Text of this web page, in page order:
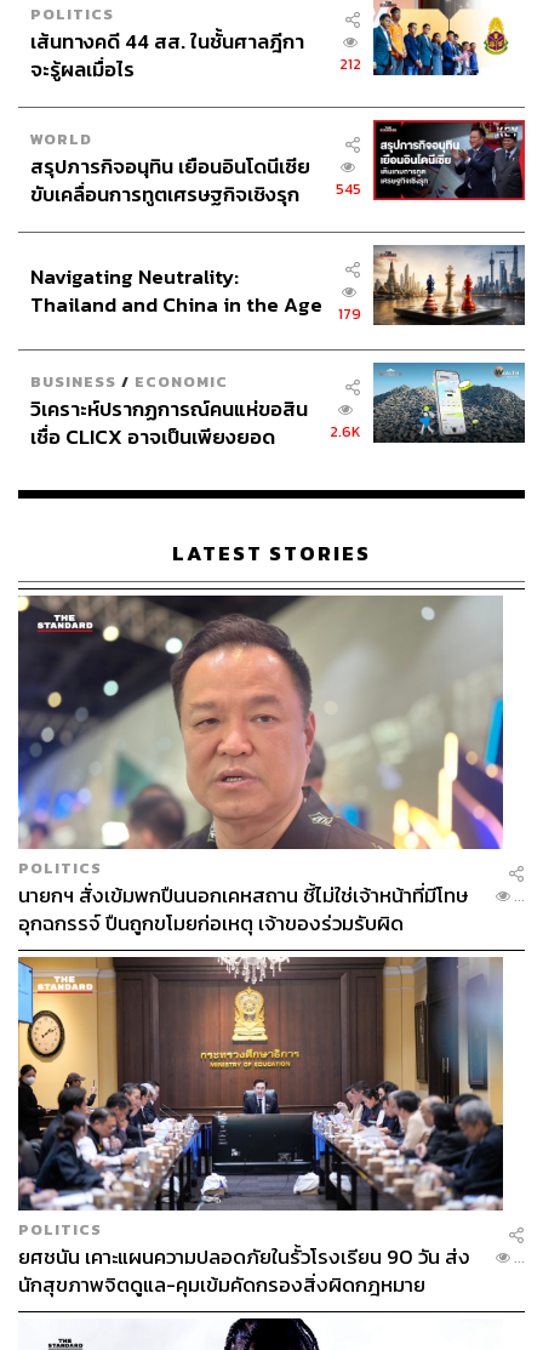
POLITICS
เส้นทางคดี 44 สส. ในชั้นศาลฎีกา
จะรู้ผลเมื่อไร
212
WORLD
สรุปภารกิจอนุทิน เยือนอินโดนีเซีย
ขับเคลื่อนการทูตเศรษฐกิจเชิงรุก
545
Navigating Neutrality:
Thailand and China in the Age
179
BUSINESS / ECONOMIC
วิเคราะห์ปรากฏการณ์คนแห่ขอสิน
เชื่อ CLICX อาจเป็นเพียงยอด
เรือนไทยที่ถูกซุกไว้
2.6K
LATEST STORIES
POLITICS
นายกฯ สั่งเข้มพกปืนนอกเคหสถาน ชี้ไม่ใช่เจ้าหน้าที่มีโทษ
อุกฉกรรจ์ ปืนถูกขโมยก่อเหตุ เจ้าของร่วมรับผิด
...
POLITICS
ยศชนัน เคาะแผนความปลอดภัยในรั้วโรงเรียน 90 วัน ส่ง
นักสุขภาพจิตดูแล-คุมเข้มคัดกรองสิ่งผิดกฎหมาย
...